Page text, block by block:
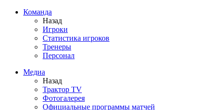
Команда
Назад
Игроки
Статистика игроков
Тренеры
Персонал
Медиа
Назад
Трактор TV
Фотогалерея
Официальные программы матчей